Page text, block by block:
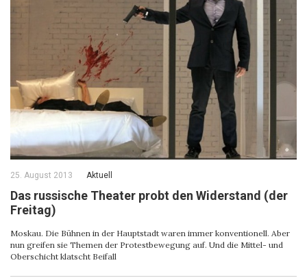
25. August 2013 Aktuell
Das russische Theater probt den Widerstand (der
Freitag)
Moskau. Die Bühnen in der Hauptstadt waren immer konventionell. Aber
nun greifen sie Themen der Protestbewegung auf. Und die Mittel- und
Oberschicht klatscht Beifall